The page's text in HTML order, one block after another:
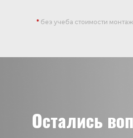
* без учеба стоимости
Остались